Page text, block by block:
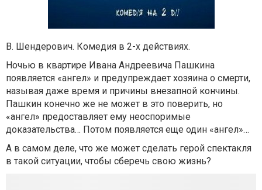
В. Шендерович. Комедия в 2-х действиях.
Ночью в квартире Ивана Андреевича Пашкина
появляется «ангел» и предупреждает хозяина о смерти,
называя даже время и причины внезапной кончины.
Пашкин конечно же не может в это поверить, но
«ангел» предоставляет ему неоспоримые
доказательства… Потом появляется еще один «ангел»…
А в самом деле, что же может сделать герой спектакля
в такой ситуации, чтобы сберечь свою жизнь?